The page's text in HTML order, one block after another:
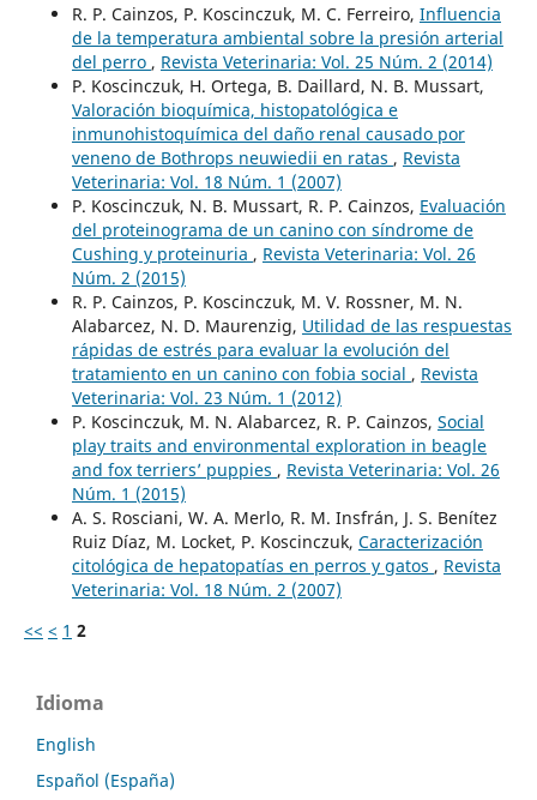
R. P. Cainzos, P. Koscinczuk, M. C. Ferreiro, Influencia
de la temperatura ambiental sobre la presión arterial
del perro , Revista Veterinaria: Vol. 25 Núm. 2 (2014)
P. Koscinczuk, H. Ortega, B. Daillard, N. B. Mussart,
Valoración bioquímica, histopatológica e
inmunohistoquímica del daño renal causado por
veneno de Bothrops neuwiedii en ratas , Revista
Veterinaria: Vol. 18 Núm. 1 (2007)
P. Koscinczuk, N. B. Mussart, R. P. Cainzos, Evaluación
del proteinograma de un canino con síndrome de
Cushing y proteinuria , Revista Veterinaria: Vol. 26
Núm. 2 (2015)
R. P. Cainzos, P. Koscinczuk, M. V. Rossner, M. N.
Alabarcez, N. D. Maurenzig, Utilidad de las respuestas
rápidas de estrés para evaluar la evolución del
tratamiento en un canino con fobia social , Revista
Veterinaria: Vol. 23 Núm. 1 (2012)
P. Koscinczuk, M. N. Alabarcez, R. P. Cainzos, Social
play traits and environmental exploration in beagle
and fox terriers’ puppies , Revista Veterinaria: Vol. 26
Núm. 1 (2015)
A. S. Rosciani, W. A. Merlo, R. M. Insfrán, J. S. Benítez
Ruiz Díaz, M. Locket, P. Koscinczuk, Caracterización
citológica de hepatopatías en perros y gatos , Revista
Veterinaria: Vol. 18 Núm. 2 (2007)
<< < 1 2
Idioma
English
Español (España)